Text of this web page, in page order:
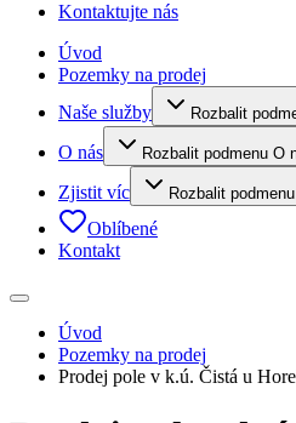
Kontaktujte nás
Úvod
Pozemky na prodej
Naše služby
Rozbalit
O nás Rozbalit podmenu O
Zjistit víc Rozbalit
Oblíbené
Kontakt
Úvod
Pozemky na prodej
Prodej pole v k.ú. Čistá u